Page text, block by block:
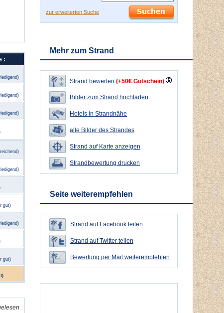
:
gut)
gut)
zur erweiterten Suche
Mehr zum Strand
Strand bewerten (+50€ Gutschein)
Bilder zum Strand hochladen
Hotels in Strandnähe
alle Bilder des Strandes
Strand auf Karte anzeigen
Strandbewertung drucken
Seite weiterempfehlen
Strand auf Facebook teilen
Strand auf Twitter teilen
Bewertung per Mail weiterempfehlen